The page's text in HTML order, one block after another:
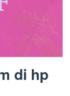
di hp